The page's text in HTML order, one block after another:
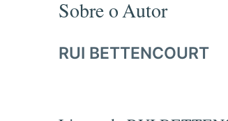
Sobre o Autor
RUI BETTENCOURT